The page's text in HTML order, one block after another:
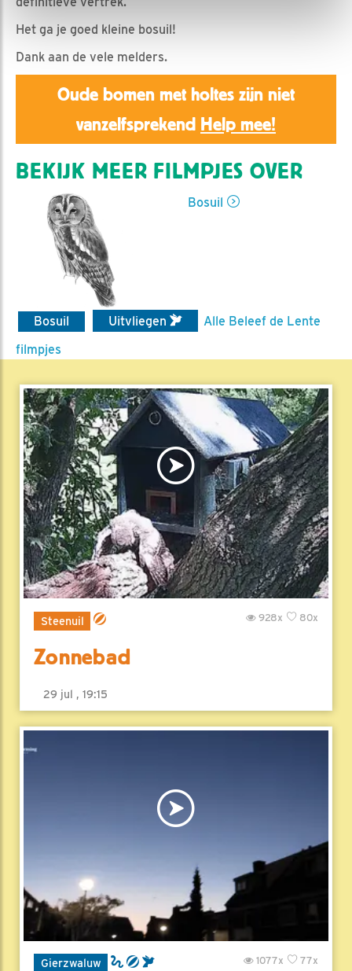
Het ga je goed kleine bosuil!
Dank aan de vele melders.
Oude bomen met holtes zijn niet
vanzelfsprekend Help mee!
BEKIJK MEER FILMPJES OVER
Bosuil
Bosuil Uitvliegen
Alle Beleef de Lente
filmpjes
Steenuil 80x
928x
Zonnebad
29 jul , 19:15
Gierzwaluw 77x
1077x